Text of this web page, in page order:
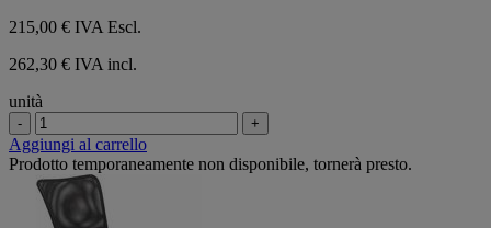
215,00 € IVA Escl.
262,30 € IVA incl.
unità
- +
Aggiungi al carrello
Prodotto temporaneamente non disponibile, tornerà presto.